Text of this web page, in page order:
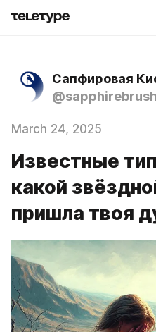
Сапфировая
@sapphirebrush
March 24, 2025
Известные
какой
пришла твоя